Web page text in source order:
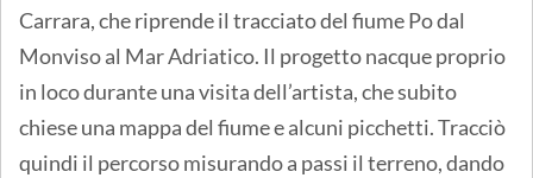
Carrara, che riprende il tracciato del fiume Po dal
Monviso al Mar Adriatico. Il progetto nacque proprio
in loco durante una visita dell’artista, che subito
chiese una mappa del fiume e alcuni picchetti. Tracciò
quindi il percorso misurando a passi il terreno, dando